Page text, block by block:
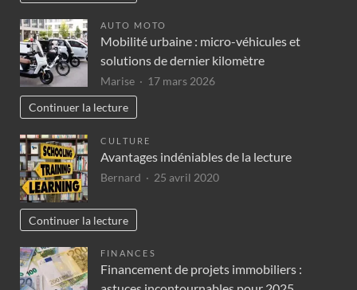
AUTO MOTO
Mobilité urbaine : micro-véhicules et
solutions de dernier kilomètre
Marise
17 mars 2026
Continuer la lecture
CULTURE
Avantages indéniables de la lecture
Bernard 25 avril 2020
Continuer la lecture
FINANCES
Financement de projets immobiliers :